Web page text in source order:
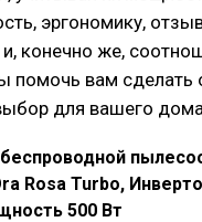
эргономику,
и, конечно же,
помочь вам сделать
для вашего
Rosa Turbo,
500 Вт